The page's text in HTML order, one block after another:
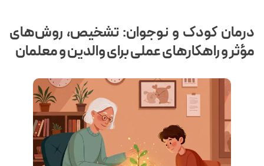
درمان کودک و نوجوان: تشخیص، روش‌های
مؤثر و راهکارهای عملی برای والدین و معلمان